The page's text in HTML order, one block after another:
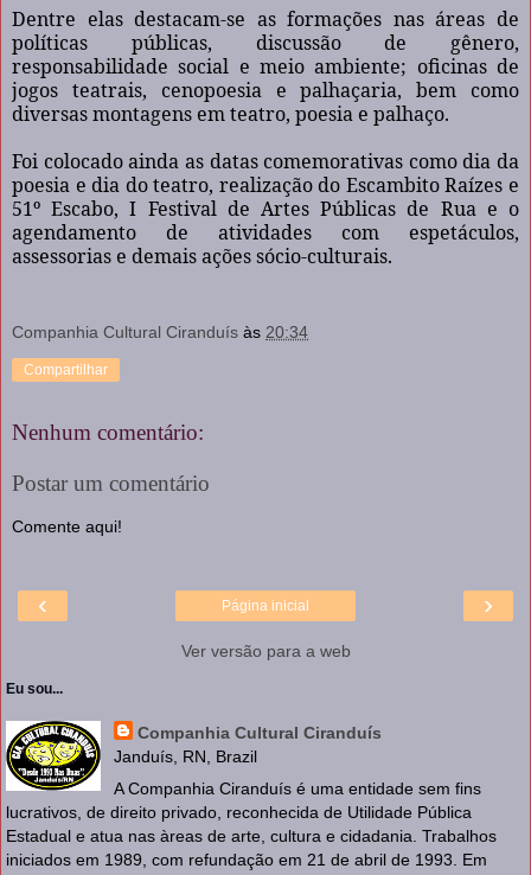
Dentre elas destacam-se as formações nas áreas de
políticas públicas, discussão de gênero,
responsabilidade social e meio ambiente; oficinas de
jogos teatrais, cenopoesia e palhaçaria, bem como
diversas montagens em teatro, poesia e palhaço.
Foi colocado ainda as datas comemorativas como dia da
poesia e dia do teatro, realização do Escambito Raízes e
51º Escabo, I Festival de Artes Públicas de Rua e o
agendamento de atividades com espetáculos,
assessorias e demais ações sócio-culturais.
Companhia Cultural Ciranduís às 20:34
Compartilhar
Nenhum comentário:
Postar um comentário
Comente aqui!
‹ ›
Página inicial
Ver versão para a web
Eu sou...
Companhia Cultural Ciranduís
Janduís, RN, Brazil
A Companhia Ciranduís é uma entidade sem fins
lucrativos, de direito privado, reconhecida de Utilidade Pública
Estadual e atua nas àreas de arte, cultura e cidadania. Trabalhos
iniciados em 1989, com refundação em 21 de abril de 1993. Em